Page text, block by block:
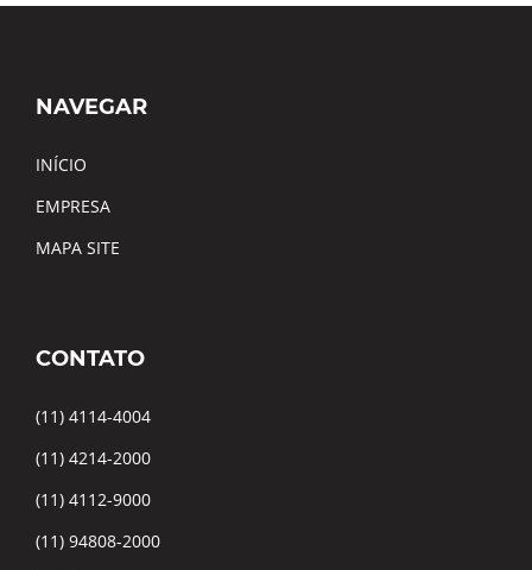
NAVEGAR
INÍCIO
EMPRESA
MAPA SITE
CONTATO
(11) 4114-4004
(11) 4214-2000
(11) 4112-9000
(11) 94808-2000